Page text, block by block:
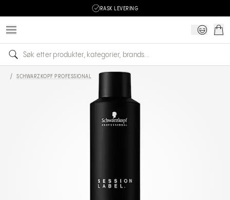
RASK LEVERING
/ SCHWARZKOPF PROFESSIONAL